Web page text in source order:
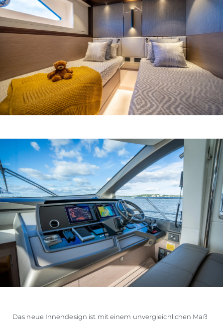
Das neue Innendesign ist mit einem unvergleichlichen Maß